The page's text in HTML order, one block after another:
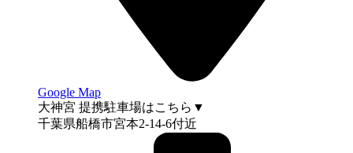
Google Map
大神宮 提携駐車場はこちら▼
千葉県船橋市宮本2-14-6付近